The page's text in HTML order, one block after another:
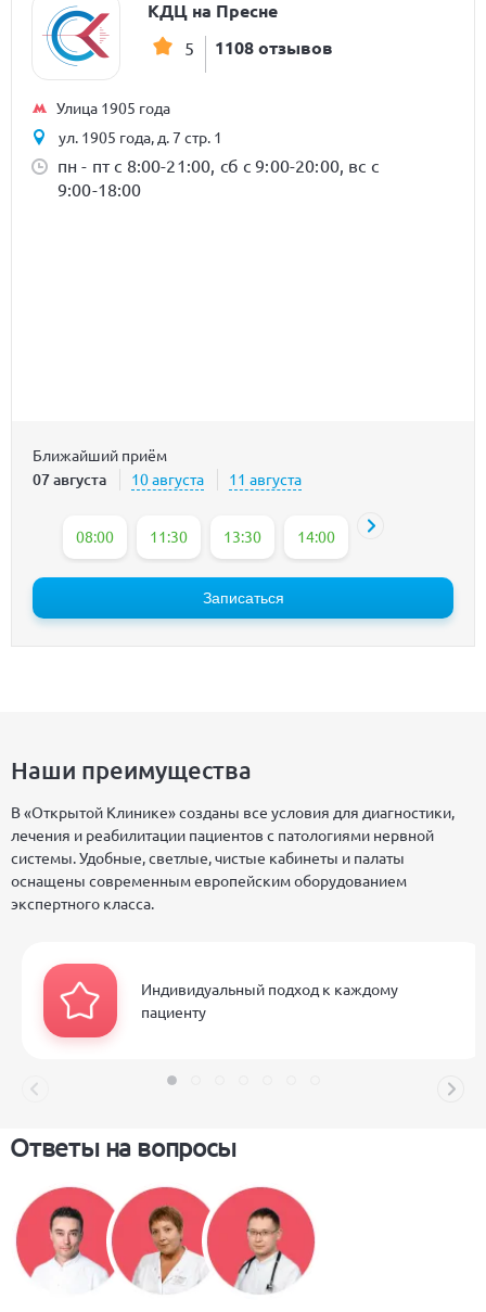
КДЦ на Пресне
5 1108 отзывов
Улица 1905 года
ул. 1905 года, д. 7 стр. 1
пн - пт с 8:00-21:00, сб с 9:00-20:00, вс с
9:00-18:00
Ближайший приём
07 августа 10 августа 11 августа
08:00 11:30 13:30 14:00 14:30
Записаться
Ответы на вопросы
Наши преимущества
В «Открытой Клинике» созданы все условия для диагностики,
лечения и реабилитации пациентов с патологиями нервной
системы. Удобные, светлые, чистые кабинеты и палаты
оснащены современным европейским оборудованием
экспертного класса.
Индивидуальный подход к каждому
пациенту